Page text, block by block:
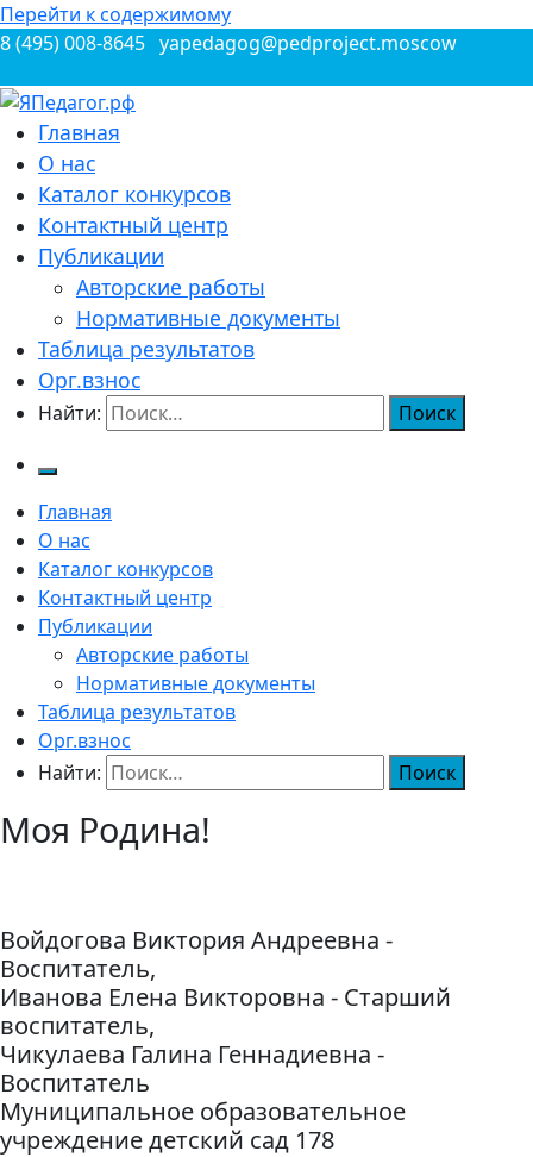
Перейти к содержимому
8 (495) 008-8645 yapedagog@pedproject.moscow
ЯПедагог.рф
Всероссийские конкурсы для педагогов
Главная
О нас
Каталог конкурсов
Контактный центр
Публикации
Авторские работы
Нормативные документы
Таблица результатов
Орг.взнос
Найти:
Главная
О нас
Каталог конкурсов
Контактный центр
Публикации
Авторские работы
Нормативные документы
Таблица результатов
Орг.взнос
Найти:
Моя Родина!
Войдогова Виктория Андреевна -
Воспитатель,
Иванова Елена Викторовна - Старший
воспитатель,
Чикулаева Галина Геннадиевна -
Воспитатель
Муниципальное образовательное
учреждение детский сад 178